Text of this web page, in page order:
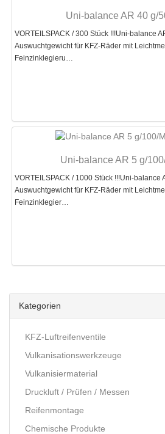
Uni-balance AR 40 g/
VORTEILSPACK / 300 Stück !!!Uni-balance
Auswuchtgewicht für KFZ-Räder mit
Feinzinklegieru…
Uni-balance AR 5 g/
VORTEILSPACK / 1000 Stück !!!Uni-balance
Auswuchtgewicht für KFZ-Räder mit
Feinzinklegier…
Kategorien
KFZ-Luftreifenventile
Vulkanisationswerkzeuge
Vulkanisiermaterial
Druckluft / Prüfen / Messen
Reifenmontage
Chemische Produkte